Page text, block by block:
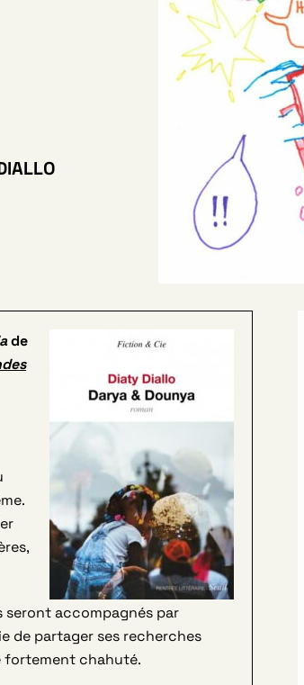
de
seront accompagnés par
de partager ses recherches
fortement chahuté.